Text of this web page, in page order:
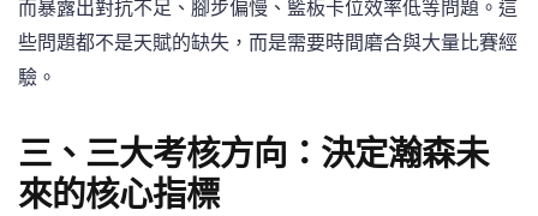
而暴露出對抗不足、腳步偏慢、籃板卡位效率低等問題。這
些問題都不是天賦的缺失，而是需要時間磨合與大量比賽經
驗。
三、三大考核方向：決定瀚森未
來的核心指標